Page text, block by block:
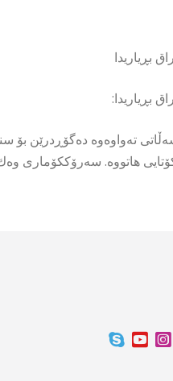
بڕیاریدا
بڕیاریدا:
تەواوەوە دەگۆڕدرێن بۆ
هاتووە. سەرۆككۆماری